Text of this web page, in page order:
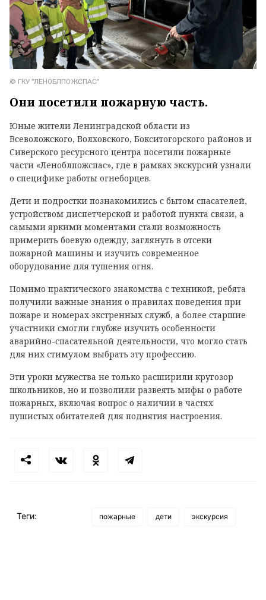
© ГКУ "ЛЕНОБЛПОЖСПАС"
Они посетили пожарную часть.
Юные жители Ленинградской области из
Всеволожского, Волховского, Бокситогорского районов и
Сиверского ресурсного центра посетили пожарные
части «Леноблпожспас», где в рамках экскурсий узнали
о специфике работы огнеборцев.
Дети и подростки познакомились с бытом спасателей,
устройством диспетчерской и работой пункта связи, а
самыми яркими моментами стали возможность
примерить боевую одежду, заглянуть в отсеки
пожарной машины и изучить современное
оборудование для тушения огня.
Помимо практического знакомства с техникой, ребята
получили важные знания о правилах поведения при
пожаре и номерах экстренных служб, а более старшие
участники смогли глубже изучить особенности
аварийно-спасательной деятельности, что могло стать
для них стимулом выбрать эту профессию.
Эти уроки мужества не только расширили кругозор
школьников, но и позволили развеять мифы о работе
пожарных, включая вопрос о наличии в частях
пушистых обитателей для поднятия настроения.
Теги: пожарные дети экскурсия